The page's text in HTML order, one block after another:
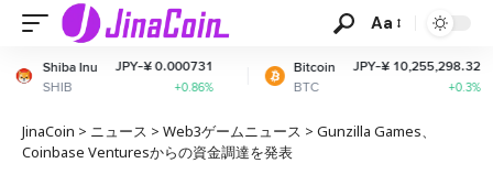
Aa
¥ 0.000731
+0.86%
Bitcoin
BTC
JPY-¥ 10,255,298.32
Ethereum
ETH
JinaCoin > ニュース > Web3ゲームニュース > Gunzilla Games、
Coinbase Venturesからの資金調達を発表